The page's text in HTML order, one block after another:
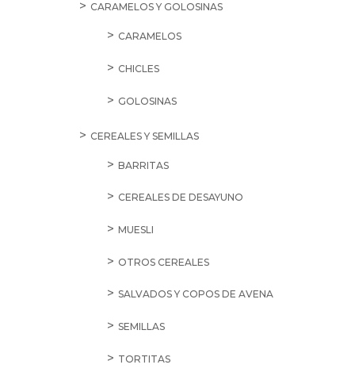
CARAMELOS Y GOLOSINAS
CARAMELOS
CHICLES
GOLOSINAS
CEREALES Y SEMILLAS
BARRITAS
CEREALES DE DESAYUNO
MUESLI
OTROS CEREALES
SALVADOS Y COPOS DE AVENA
SEMILLAS
TORTITAS